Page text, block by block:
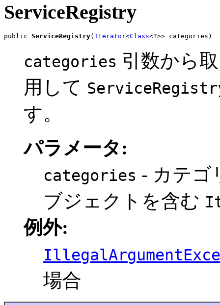
ServiceRegistry
public ServiceRegistry( Iterator<Class<?>> categories)
categories 引数から
用して
す。
パラメータ:
categories - カテゴ
ブジェクトを含む
例外:
場合